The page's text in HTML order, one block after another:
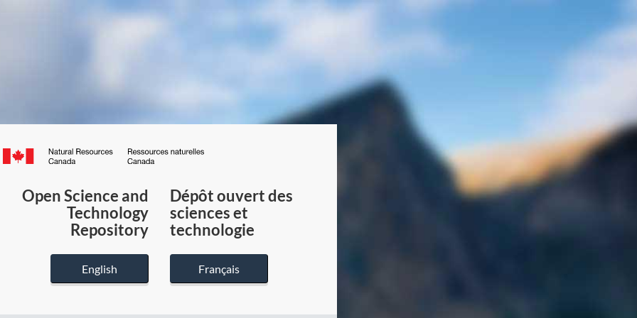
Canada.ca
du
Canada
Open Science and
Technology
Repository
English
Dépôt ouvert des
sciences et
technologie
Français